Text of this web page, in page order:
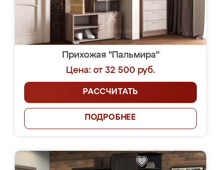
Прихожая "Пальмира"
Цена: от 32 500 руб.
РАССЧИТАТЬ
ПОДРОБНЕЕ